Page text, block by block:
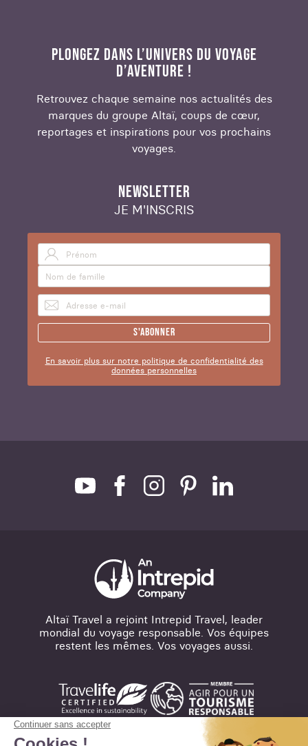
PLONGEZ DANS L’UNIVERS DU VOYAGE
D’AVENTURE !
Retrouvez chaque semaine nos actualités des
marques du groupe Altaï, coups de cœur,
reportages et inspirations pour vos prochains
voyages.
NEWSLETTER
JE M'INSCRIS
S'abonner
En savoir plus sur notre politique de confidentialité des
données personnelles
Altaï Travel a rejoint Intrepid Travel, leader
mondial du voyage responsable. Vos équipes
restent les mêmes. Vos voyages aussi.